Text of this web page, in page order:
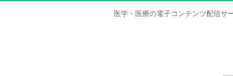
医学・医療の電子コンテンツ配信サ